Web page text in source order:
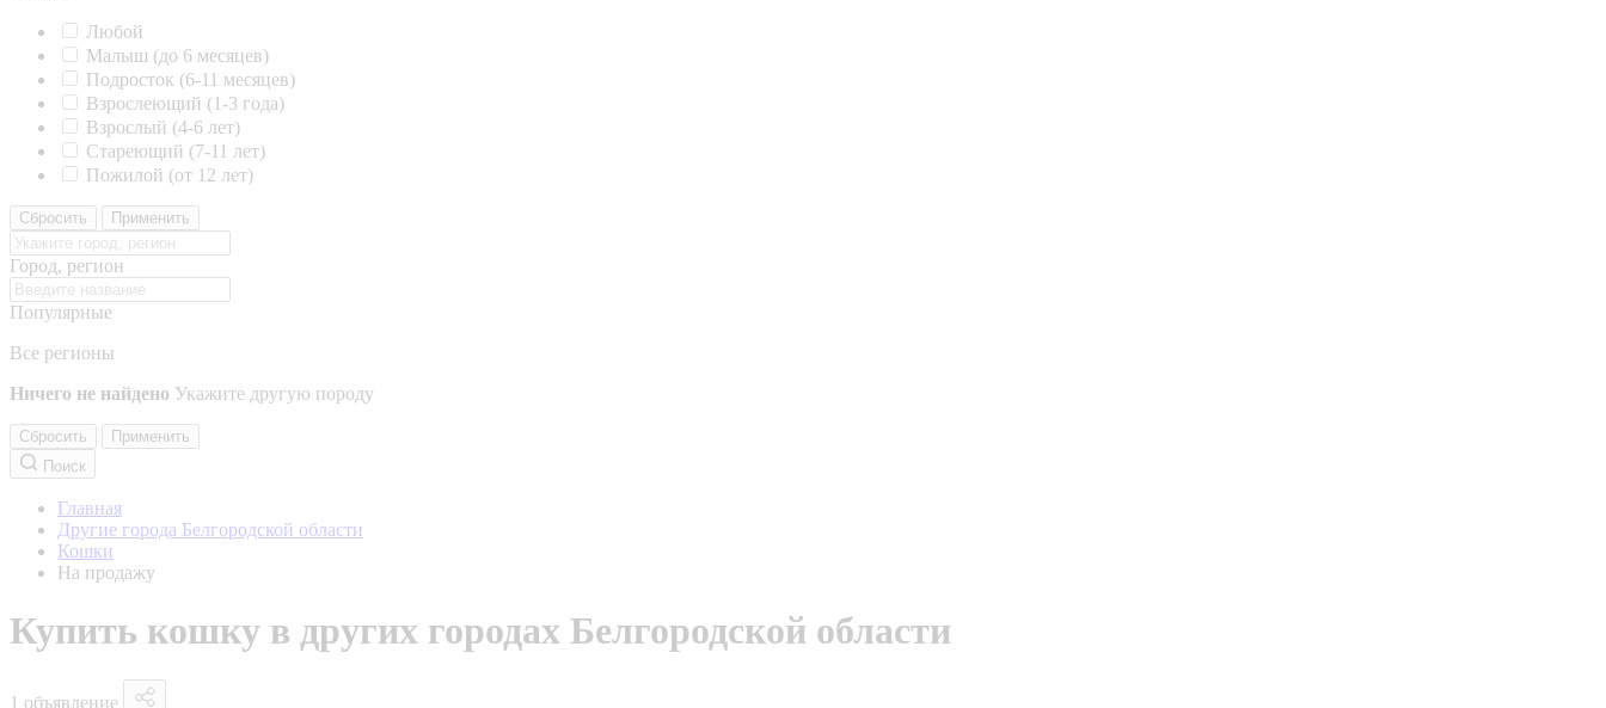
Любой
Малыш (до 6 месяцев)
Подросток (6-11 месяцев)
Взрослеющий (1-3 года)
Взрослый (4-6 лет)
Стареющий (7-11 лет)
Пожилой (от 12 лет)
Сбросить Применить
Город, регион
Популярные
Все регионы
Ничего не найдено Укажите другую породу
Сбросить
Применить
Поиск
Главная
Другие города Белгородской области
Кошки
На продажу
Купить кошку в других городах Белгородской области
1 объявление